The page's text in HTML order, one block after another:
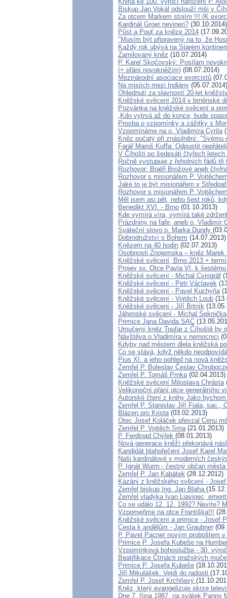
Biskup Jan Vokál odslouží mši v
Za otcem Markem stojím !!! (K
Kardinál Groer nevinen? (30.10.2014)
Půst a Pouť za kněze 2014
"Musím být připravený na to, že
Každý rok ubývá na Starém
Zamilovaný kněz (10.07.2014)
P. Karel Skočovský: Posílám
(+ přání novokněžím) (08.07.2014)
Mezinárodní asociace exorcistů
Na misiích mezi Indiány (05.07.2014)
Ohlednutí za slavností 20-let
Kněžské svěcení 2014 v brněnské
Pozvánka na kněžské svěcení a
„Kdo vytrvá až do konce, bude
Prosba o vzpomínky a zážitky s
Vzpomínáme na o. Vladimíra Cyrila
Kněz počatý při znásilnění:
Farář Maroš Kuffa: Odpustit
V Číhošti po šedesáti čtyřech
Ročně vystupuje z řeholních řádů tři
Rozhovor: Bratři Brožové aneb
Rozhovor s misionářem P.
Jaké to je být misionářem v
Rozhovor s misionářem P.
Měl jsem asi pět, nebo šest roků,
Benedikt XVI. - Brno (01.10.2013)
Kde vymírá víra, vymírá také
Prázdniny na faře, aneb o. Vladimír
Sváteční slovo o. Marka Dundy
Dobrodružství s Bohem (14.07.2013)
Knězem na 40 hodin (02.07.2013)
Osobnosti Znojemska – kněz
Kněžské svěcení, Brno 2013 +
Projev sv. Otce Pavla VI. k
Kněžské svěcení - Michal Cvingráf
Kněžské svěcení - Petr Václavek
Kněžské svěcení - Pavel Kuchyňa
Kněžské svěcení - Vojtěch Loub
Kněžské svěcení - Jiří Brtník
Jáhenské svěcení - Michal Seknička
Primice Jana Davida SAC
Umučený kněz Toufar z Číhoště by
Návštěva o.Vladimíra v nemocnici
Kdyby nad městem dlela kněžská
Co se stává, když někdo
Pius XI. a jeho pohled na nová
Zemřel P. Boleslav Česlav
Zemřel P. Tomáš Prnka(02.04.2013)
Kněžské svěcení Miloslava Chrásta
Velikonoční přání otce generálního
Autorské čtení z knihy Jako
Zemřel P. Stanislav Jiří Fiala, sac.,
Blázen pro Krista(03.02.2013)
Otec Josef Koláček převzal Cenu
Zemřel P. Vojtěch Srna(21.01.2013)
P. Ferdinad Chýlek (08.01.2013)
Nová generace kněží překonává
Kandidát blahořečení Josef Karel
Naši kardinálové v moderních
P. Ignát Wurm - čestný občan
Zemřel P. Jan Kabátek (28.12.2012)
Kázání z kněžského svěcení -
Zemřel biskup Ing. Jan Blaha
Zemřel vladyka Ivan Ljavinec,
Co se událo 12. 12. 1992? Nevíte?
Vzpomeňme na otce Františka!!!
Kněžské svěcení a primice - Josef
Cesta k andělům - Jan Graubner
P. Pavel Pacner novým proboštem
Primice P. Josefa Kubeše na
Vzpomínková bohoslužba - 30.
Beatifikace Čtrnácti pražských
Primice P. Josefa Kubeše
Jiří Mikulášek: Vejdi do radosti
Zemřel P. Josef Krchňavý
Kněz, který evangelizuje skrze
Dne 7. října 1987, na svátek Panny